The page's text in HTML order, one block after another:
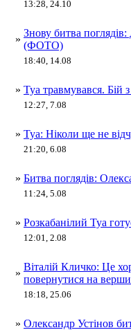
13:28, 24.10
»
Знову битва
(ФОТО)
18:40, 14.08
» Туа травмувався. Бій
12:27, 7.08
» Туа: Ніколи ще не
21:20, 6.08
» Битва поглядів:
11:24, 5.08
» Розкабанілий Туа
12:01, 2.08
»
Віталій Кличко: Це
повернутися на
18:18, 25.06
» Олександр Устінов